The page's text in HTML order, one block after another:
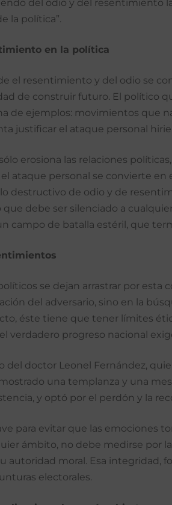
del odio y del resentimiento
la política”.
en la política
el resentimiento y del odio se
de construir futuro. El político
de ejemplos: movimientos que
justificar el ataque personal
erosiona las relaciones
ataque personal se convierte
destructivo de odio y de
debe ser silenciado a
campo de batalla estéril, que
se dejan arrastrar por
del adversario, sino en la
éste tiene que tener límites
verdadero progreso nacional
del doctor Leonel Fernández,
una templanza y una
y optó por el perdón y la
para evitar que las emociones
ámbito, no debe medirse por
autoridad moral. Esa integridad,
electorales.